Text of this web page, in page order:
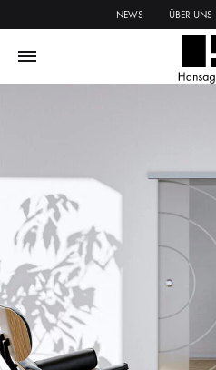
NEWS ÜBER UNS